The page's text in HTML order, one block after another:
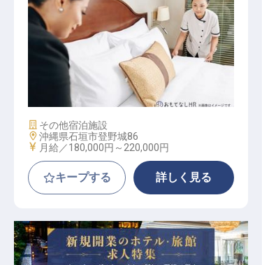
客室清掃チェッカー
施設業態
その他宿泊施設
勤務地
沖縄県石垣市登野城86
給与
月給／180,000円～ 220,000円
キープする 詳しく見る